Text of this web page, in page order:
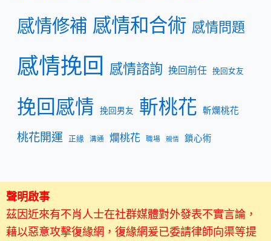
感情修補 感情和合術 感情問題
感情挽回 感情諮詢 挽回前任 挽回女友
挽回感情 挽回男友 斬桃花 斬爛桃花
桃花開運 正緣 溝通 爛桃花 職場 親情 鎖心術
聲明啟事
茲因近來有不肖人士在社群媒體對外發表不實言論，
藉以惡意攻擊復緣網，復緣網爰已委請律師向渠等提